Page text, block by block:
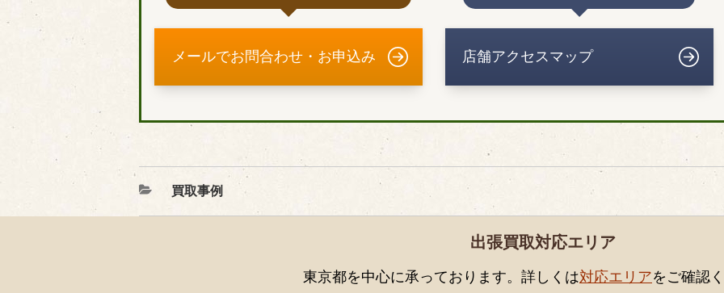
メールでお問合わせ・お申込み 店舗アクセスマップ
カ
買取事例
出張買取対応エリア
東京都を中心に承っております。詳しくは対応エリアをご確認